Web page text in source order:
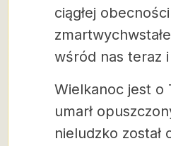
ciągłej obecności
wśród nas teraz
Wielkanoc jest o
umarł
nieludzko został